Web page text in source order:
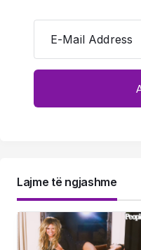
E-Mail Address
Lajme të ngjashme